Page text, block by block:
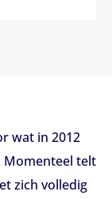
wat in 2012
Momenteel telt
zich volledig